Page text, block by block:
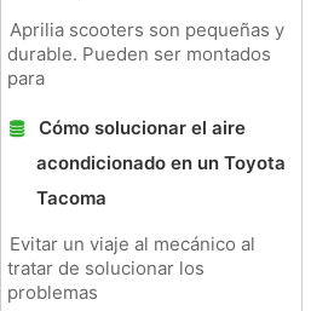
Aprilia scooters son pequeñas y
durable. Pueden ser montados
para
Cómo solucionar el aire
acondicionado en un Toyota
Tacoma
Evitar un viaje al mecánico al
tratar de solucionar los
problemas